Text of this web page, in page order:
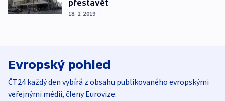
přestavět
18. 2. 2019 |
Evropský pohled
ČT24 každý den vybírá z obsahu publikovaného evropskými
veřejnými médii, členy Eurovize.